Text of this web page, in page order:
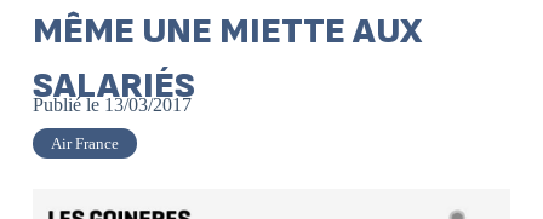
MÊME UNE MIETTE AUX
SALARIÉS
Publié le 13/03/2017
Air France